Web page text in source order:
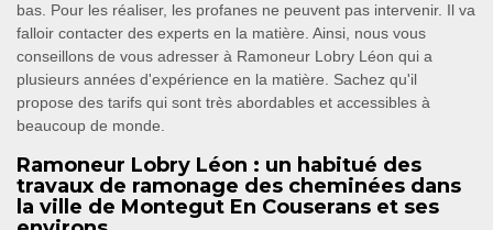
bas. Pour les réaliser, les profanes ne peuvent pas intervenir. Il va
falloir contacter des experts en la matière. Ainsi, nous vous
conseillons de vous adresser à Ramoneur Lobry Léon qui a
plusieurs années d'expérience en la matière. Sachez qu'il
propose des tarifs qui sont très abordables et accessibles à
beaucoup de monde.
Ramoneur Lobry Léon : un habitué des
travaux de ramonage des cheminées dans
la ville de Montegut En Couserans et ses